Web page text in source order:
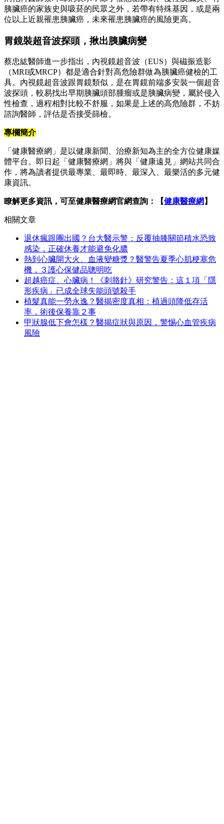
胰臟癌的家族史與吸菸的民眾之外，若帶有特殊基因，或是兩
位以上近親罹患胰臟癌，未來罹患胰臟癌的風險更高。
胃鏡裝超音波探頭，揪出胰臟病變
蔡忠紘醫師進一步指出，內視鏡超音波（EUS）與磁振造影
（MRI或MRCP）都是適合針對高危險群做為胰臟癌健檢的工
具。內視鏡超音波跟胃鏡類似，是在胃鏡前端多安裝一個超音
波探頭，較易找出早期胰臟頭部腫瘤或是胰臟病變，屬於侵入
性檢查，過程相對比較不舒服，如果是上述的高危險群，不妨
諮詢醫師，評估是否接受篩檢。
專欄簡介
「健康醫療網」是以健康新聞、治療新知為主的全方位健康媒
體平台。即日起「健康醫療網」將與「健康遠見」網站共同合
作，將為讀者提供最專業、最即時、最深入、最樂活的多元健
康資訊。
瞭解更多資訊，可至健康醫療網官網查詢：【健康醫療網 】
相關文章
退休瘋跟團出國？台大醫示警：反覆抽膝關節積水恐致
感染，正確休養才能避免化膿
熱到心臟開大火、血液變糖漿？醫警告夏季心肌梗塞危
機，３護心保健品聰明吃
超越癌症、心臟病！《刺胳針》研究警告：這１項「隱
形疾病」已成全球失能頭號殺手
植髮真能一勞永逸？醫揭密度真相：植過頭降低存活
率，術後保養靠２事
甲狀腺低下會怎樣？醫揭症狀與原因，警惕心血管疾病
風險